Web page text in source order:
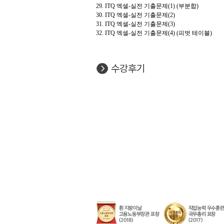
29. ITQ 엑셀-실전 기출문제(1) (부분합)
30. ITQ 엑셀-실전 기출문제(2)
31. ITQ 엑셀-실전 기출문제(3)
32. ITQ 엑셀-실전 기출문제(4) (피벗 테이블)
수강후기